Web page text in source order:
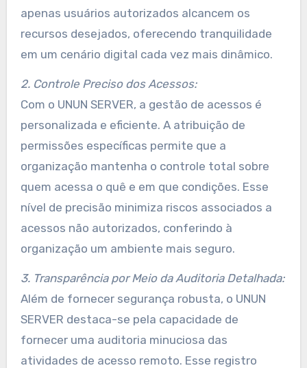
apenas usuários autorizados alcancem os
recursos desejados, oferecendo tranquilidade
em um cenário digital cada vez mais dinâmico.
2. Controle Preciso dos Acessos:
Com o UNUN SERVER, a gestão de acessos é
personalizada e eficiente. A atribuição de
permissões específicas permite que a
organização mantenha o controle total sobre
quem acessa o quê e em que condições. Esse
nível de precisão minimiza riscos associados a
acessos não autorizados, conferindo à
organização um ambiente mais seguro.
3. Transparência por Meio da Auditoria Detalhada:
Além de fornecer segurança robusta, o UNUN
SERVER destaca-se pela capacidade de
fornecer uma auditoria minuciosa das
atividades de acesso remoto. Esse registro